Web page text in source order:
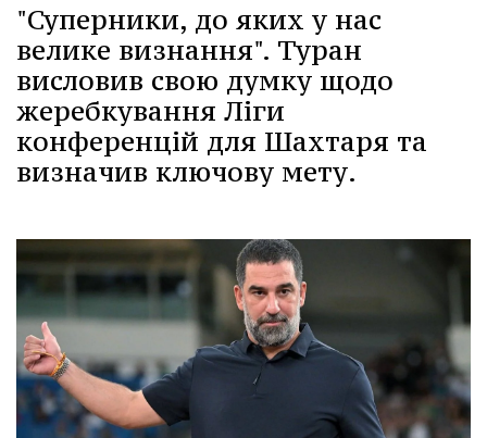
"Суперники, до яких у нас
велике визнання". Туран
висловив свою думку щодо
жеребкування Ліги
конференцій для Шахтаря та
визначив ключову мету.